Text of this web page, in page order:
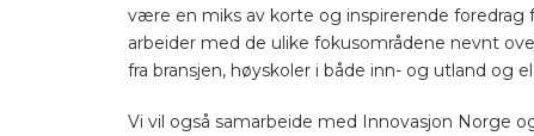
være en miks av korte og inspirerende foredrag
arbeider med de ulike fokusområdene nevnt
fra bransjen, høyskoler i både inn- og utland og
Vi vil også samarbeide med Innovasjon Norge